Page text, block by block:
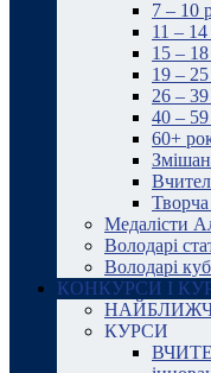
7 – 10
11 – 14
15 – 18
19 – 25
26 – 39
40 – 59
60+
Медалісти
Володарі
Володарі
КОНКУРСИ І
КУРСИ